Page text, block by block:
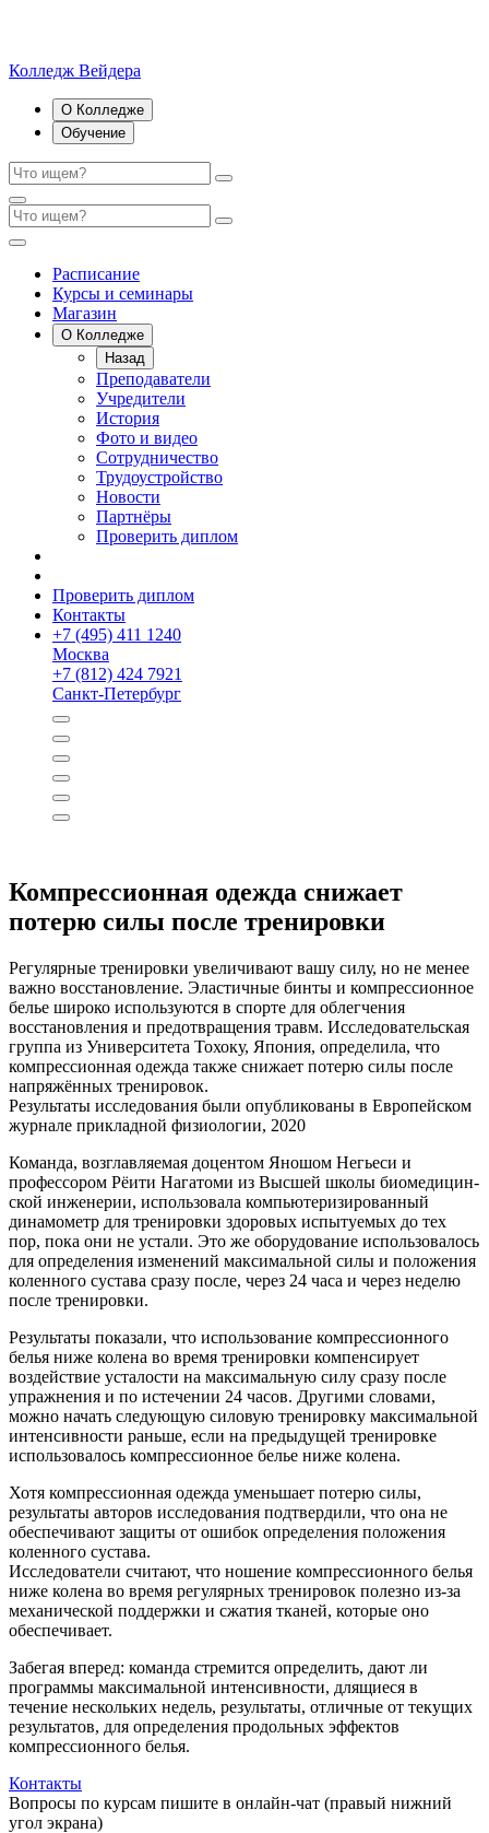
Колледж Вейдера
О Колледже
Обучение
Расписание
Курсы и семинары
Магазин
О Колледже
Назад
Преподаватели
Учредители
История
Фото и видео
Сотрудничество
Трудоустройство
Новости
Партнёры
Проверить диплом
Проверить диплом
Контакты
+7 (495) 411 1240
Москва
+7 (812) 424 7921
Санкт-Петербург
Компрессионная одежда снижает
потерю силы после тренировки
Регулярные тренировки увеличивают вашу силу, но не менее
важно восстанов­ление. Эластичные бинты и компрессионное
белье широко используются в спорте для облегчения
восстанов­ления и предотвращения травм. Исследовательская
группа из Университета Тохоку, Япония, определила, что
компрессионная одежда также снижает потерю силы после
напряжённых тренировок.
Результаты исследования были опубликованы в Европейском
журнале прикладной физиологи­и, 2020
Команда, возглавляемая доцентом Яношом Негьеси и
профессором Рёити Нагатоми из Высшей школы биомедицин­
ской инженерии, использова­ла компьютеризированный
динамометр для тренировки здоровых испытуемых до тех
пор, пока они не устали. Это же оборудо­вание использова­лось
для определения изменений максимальной силы и положения
коленного сустава сразу после, через 24 часа и через неделю
после тренировки.
Результаты показали, что использова­ние компрессионного
белья ниже колена во время тренировки компенсирует
воздействие усталости на максимальную силу сразу после
упражнения и по истечении 24 часов. Другими словами,
можно начать следующую силовую тренировку максимальной
интенсивности раньше, если на предыдущей тренировке
использова­лось компрессионное белье ниже колена.
Хотя компрессионная одежда уменьшает потерю силы,
результаты авторов исследования подтвердили, что она не
обеспечивают защиты от ошибок определения положения
коленного сустава.
Исследователи считают, что ношение компрессионного белья
ниже колена во время регулярных тренировок полезно из-за
механической поддержки и сжатия тканей, которые оно
обеспечивает.
Забегая вперед: команда стремится определить, дают ли
программы максимальной интенсивности, длящиеся в
течение нескольких недель, результаты, отличные от текущих
результатов, для определения продольных эффектов
компрессионного белья.
Контакты
Вопросы по курсам пишите в онлайн-чат (правый нижний
угол экрана)